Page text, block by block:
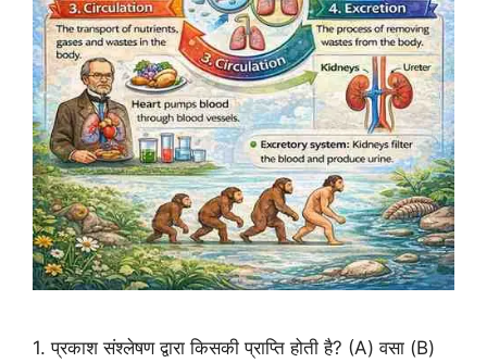
1. प्रकाश संश्लेषण द्वारा किसकी प्राप्ति होती है? (A) वसा (B)